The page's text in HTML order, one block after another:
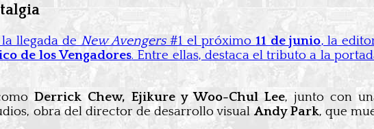
llegada de New Avengers#1 el próximo 11 de junio, la
de los Vengadores. Entre ellas, destaca el tributo a la
Derrick Chew, Ejikure y Woo-Chul Lee, junto con
obra del director de desarrollo visualAndy Park, que